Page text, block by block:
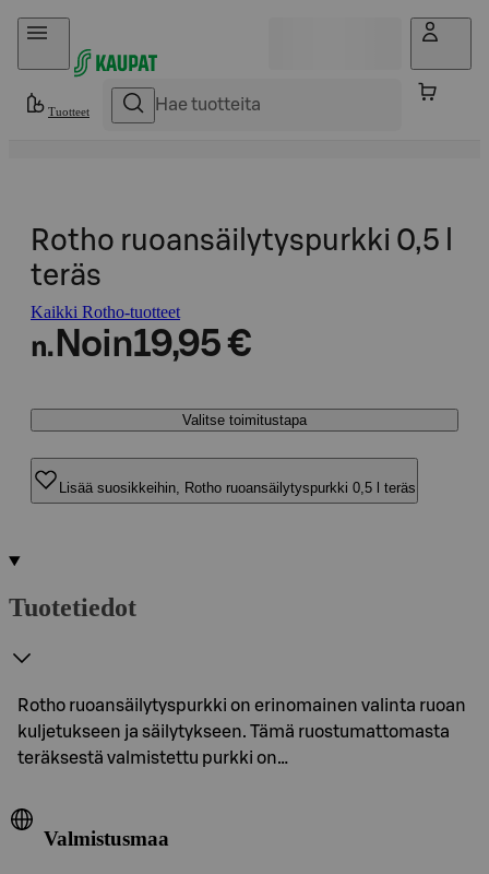
Hyppää sisältöön
Tuotteet
Rotho ruoansäilytyspurkki 0,5 l
teräs
Kaikki Rotho-tuotteet
n. Noin19,95 €
Valitse toimitustapa
Lisää suosikkeihin, Rotho ruoansäilytyspurkki 0,5 l teräs
Tuotetiedot
Rotho ruoansäilytyspurkki on erinomainen valinta ruoan
kuljetukseen ja säilytykseen. Tämä ruostumattomasta
teräksestä valmistettu purkki on…
Valmistusmaa